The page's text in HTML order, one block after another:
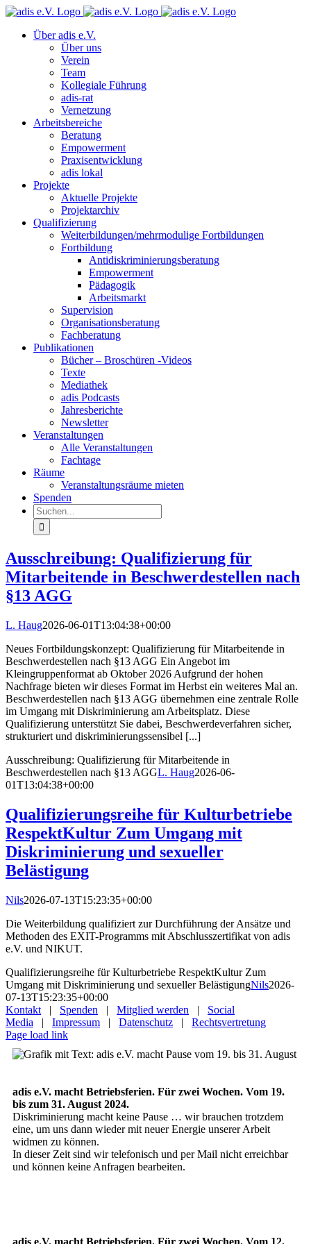
Über adis e.V.
Über uns
Verein
Team
Kollegiale Führung
adis-rat
Vernetzung
Arbeitsbereiche
Beratung
Empowerment
Praxisentwicklung
adis lokal
Projekte
Aktuelle Projekte
Projektarchiv
Qualifizierung
Weiterbildungen/mehrmodulige Fortbildungen
Fortbildung
Antidiskriminierungsberatung
Empowerment
Pädagogik
Arbeitsmarkt
Supervision
Organisationsberatung
Fachberatung
Publikationen
Bücher – Broschüren -Videos
Texte
Mediathek
adis Podcasts
Jahresberichte
Newsletter
Veranstaltungen
Alle Veranstaltungen
Fachtage
Räume
Veranstaltungsräume mieten
Spenden
Ausschreibung: Qualifizierung für
Mitarbeitende in Beschwerdestellen nach
§13 AGG
L. Haug2026-06-01T13:04:38+00:00
Neues Fortbildungskonzept: Qualifizierung für Mitarbeitende in
Beschwerdestellen nach §13 AGG Ein Angebot im
Kleingruppenformat ab Oktober 2026 Aufgrund der hohen
Nachfrage bieten wir dieses Format im Herbst ein weiteres Mal an.
Beschwerdestellen nach §13 AGG übernehmen eine zentrale Rolle
im Umgang mit Diskriminierung am Arbeitsplatz. Diese
Qualifizierung unterstützt Sie dabei, Beschwerdeverfahren sicher,
strukturiert und diskriminierungssensibel [...]
Ausschreibung: Qualifizierung für Mitarbeitende in
Beschwerdestellen nach §13 AGGL. Haug2026-06-
01T13:04:38+00:00
Qualifizierungsreihe für Kulturbetriebe
RespektKultur Zum Umgang mit
Diskriminierung und sexueller
Belästigung
Nils2026-07-13T15:23:35+00:00
Die Weiterbildung qualifiziert zur Durchführung der Ansätze und
Methoden des EXIT-Programms mit Abschlusszertifikat von adis
e.V. und NIKUT.
Qualifizierungsreihe für Kulturbetriebe RespektKultur Zum
Umgang mit Diskriminierung und sexueller BelästigungNils2026-
07-13T15:23:35+00:00
Kontakt | Spenden | Mitglied werden | Social
Media | Impressum | Datenschutz | Rechtsvertretung
Page load link
adis e.V. macht Betriebsferien. Für zwei Wochen. Vom 19.
bis zum 31. August 2024.
Diskriminierung macht keine Pause … wir brauchen trotzdem
eine, um uns dann wieder mit neuer Energie unserer Arbeit
widmen zu können.
In dieser Zeit sind wir telefonisch und per Mail nicht erreichbar
und können keine Anfragen bearbeiten.
adis e.V. macht Betriebsferien. Für zwei Wochen. Vom 12.